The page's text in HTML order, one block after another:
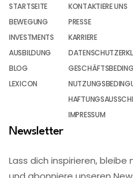
STARTSEITE
BEWEGUNG
INVESTMENTS
AUSBILDUNG
BLOG
LEXICON
KONTAKTIERE UNS
PRESSE
KARRIERE
IMPRESSUM
Newsletter
Lass dich inspirieren,